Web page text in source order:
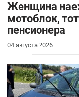
Женщина
мотоблок,
пенсионера
04 августа 2026